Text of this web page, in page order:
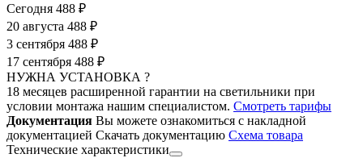
Сегодня 488 ₽
20 августа 488 ₽
3 сентября 488 ₽
17 сентября 488 ₽
НУЖНА УСТАНОВКА ?
18 месяцев расширенной гарантии на светильники при
условии монтажа нашим специалистом. Смотреть тарифы
Документация Вы можете ознакомиться с накладной
документацией Скачать документацию Cхема товара
Технические характеристики